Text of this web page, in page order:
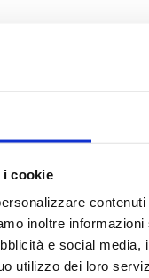
i cookie
inoltre
e social
utilizzo dei loro